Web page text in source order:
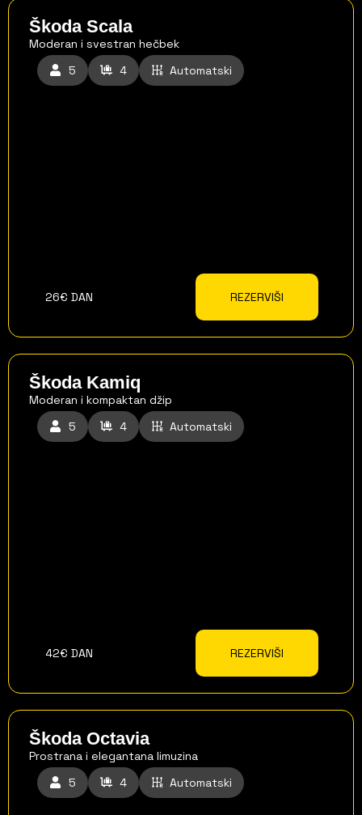
Škoda Scala
Moderan i svestran hečbek
5
4 Automatski
26€ DAN REZERVIŠI
Škoda Kamiq
Moderan i kompaktan džip
5
4 Automatski
42€ DAN REZERVIŠI
Škoda Octavia
Prostrana i elegantana limuzina
5
4 Automatski